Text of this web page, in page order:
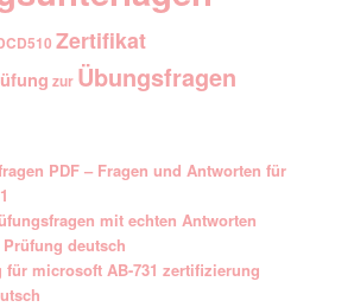
Zertifikat
zur Übungsfragen
PDF – Fragen und Antworten für
mit echten Antworten
Prüfung deutsch
für microsoft AB-731 zertifizierung